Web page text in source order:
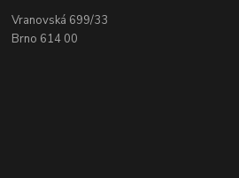
Vranovská 699/33
Brno 614 00